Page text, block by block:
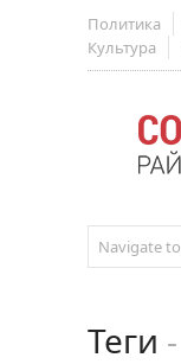
Политика
Культура
Теги -